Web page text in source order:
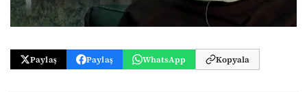
Paylaş Paylaş WhatsApp Kopyala